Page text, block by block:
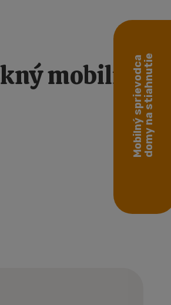
mobilníMobilný sprievodcadomy na stiahnutie